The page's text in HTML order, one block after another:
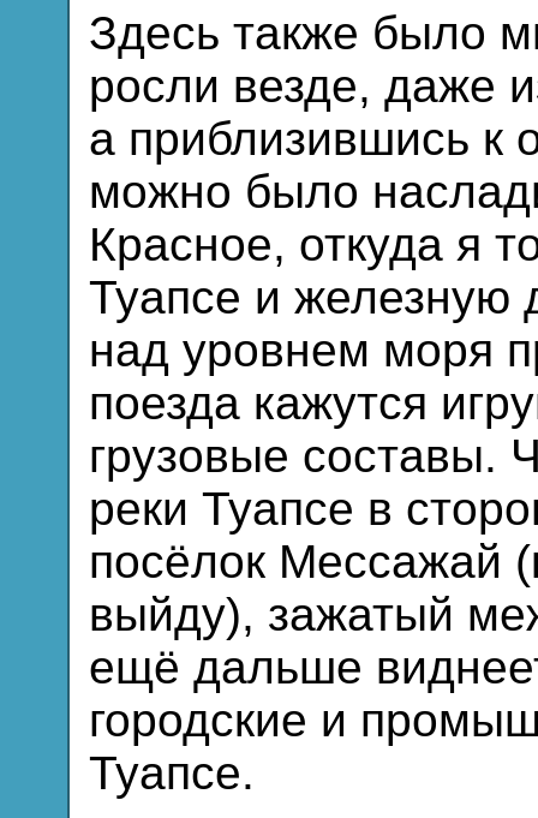
Здесь также было
росли везде, даже
а приблизившись к
можно было
Красное, откуда я
Туапсе и железную
над уровнем моря
поезда кажутся
грузовые составы.
реки Туапсе в
посёлок Мессажай
выйду), зажатый
ещё дальше
городские и
Туапсе.